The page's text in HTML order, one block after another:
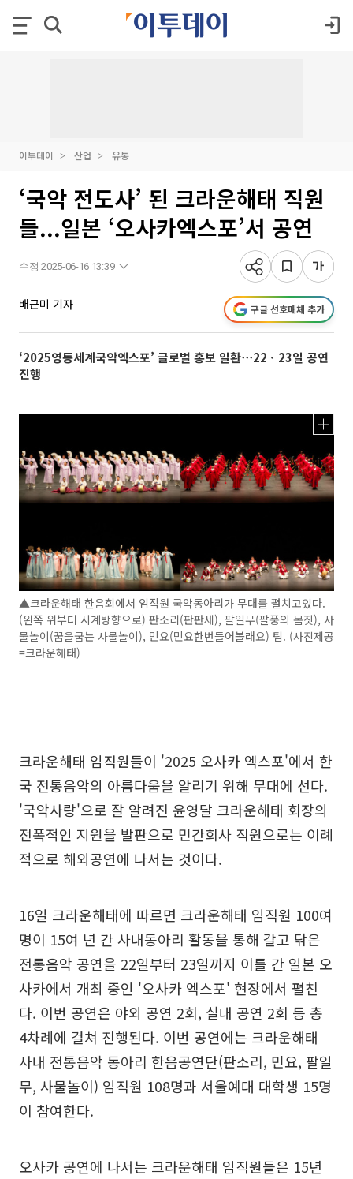
이투데이 산업 유통
‘국악 전도사’ 된 크라운해태 직원
들...일본 ‘오사카엑스포’서 공연
수정 2025-06-16 13:39
배근미 기자 구글 선호매체 추가
‘2025영동세계국악엑스포’ 글로벌 홍보 일환⋯22ㆍ23일 공연
진행
▲크라운해태 한음회에서 임직원 국악동아리가 무대를 펼치고있다.
(왼쪽 위부터 시계방향으로) 판소리(판판세), 팔일무(팔풍의 몸짓), 사
물놀이(꿈을굽는 사물놀이), 민요(민요한번들어볼래요) 팀. (사진제공
=크라운해태)
크라운해태 임직원들이 '2025 오사카 엑스포'에서 한
국 전통음악의 아름다움을 알리기 위해 무대에 선다.
'국악사랑'으로 잘 알려진 윤영달 크라운해태 회장의
전폭적인 지원을 발판으로 민간회사 직원으로는 이례
적으로 해외공연에 나서는 것이다.
16일 크라운해태에 따르면 크라운해태 임직원 100여
명이 15여 년 간 사내동아리 활동을 통해 갈고 닦은
전통음악 공연을 22일부터 23일까지 이틀 간 일본 오
사카에서 개최 중인 '오사카 엑스포' 현장에서 펼친
다. 이번 공연은 야외 공연 2회, 실내 공연 2회 등 총
4차례에 걸쳐 진행된다. 이번 공연에는 크라운해태
사내 전통음악 동아리 한음공연단(판소리, 민요, 팔일
무, 사물놀이) 임직원 108명과 서울예대 대학생 15명
이 참여한다.
오사카 공연에 나서는 크라운해태 임직원들은 15년